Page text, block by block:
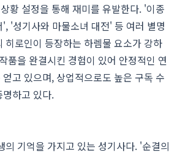
황 설정을 통해 재미를 유발한다. '이종
'성기사와 마물소녀 대전' 등 여러 별명
히로인이 등장하는 하렘물 요소가 강하
품을 완결시킨 경험이 있어 안정적인 연
고 있으며, 상업적으로도 높은 구독 수
하고 있다.
의 기억을 가지고 있는 성기사다. '순결의